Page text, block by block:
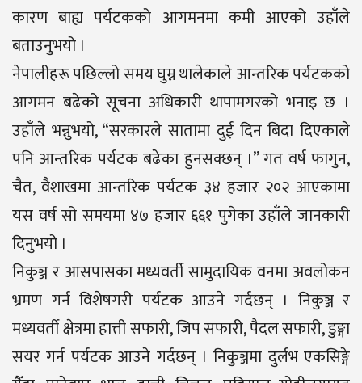
कारण बाह्य पर्यटकको आगमनमा कमी आएको उहाँले
बताउनुभयो ।
नेपालीहरू पछिल्लो समय घुम्न थालेकाले आन्तरिक पर्यटकको
आगमन बढेको सूचना अधिकारी थापामगरको भनाइ छ ।
उहाँले भन्नुभयो, “सरकारले सातामा दुई दिन बिदा दिएकाले
पनि आन्तरिक पर्यटक बढेका हुनसक्छन् ।” गत वर्ष फागुन,
चैत, वैशाखमा आन्तरिक पर्यटक ३४ हजार २०२ आएकामा
यस वर्ष सो समयमा ४७ हजार ६६१ पुगेका उहाँले जानकारी
दिनुभयो ।
निकुञ्ज र आसपासका मध्यवर्ती सामुदायिक वनमा अवलोकन
भ्रमण गर्न विशेषगरी पर्यटक आउने गर्दछन् । निकुञ्ज र
मध्यवर्ती क्षेत्रमा हात्ती सफारी, जिप सफारी, पैदल सफारी, डुङ्गा
सयर गर्न पर्यटक आउने गर्दछन् । निकुञ्जमा दुर्लभ एकसिङ्गे